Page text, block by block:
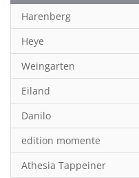
Harenberg
Heye
Weingarten
Eiland
Danilo
edition momente
Athesia Tappeiner